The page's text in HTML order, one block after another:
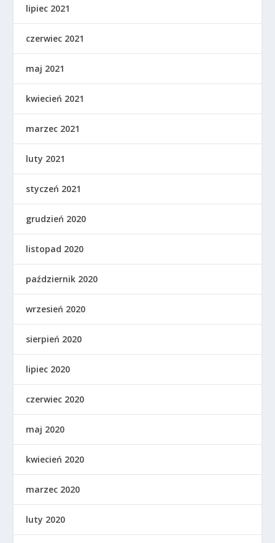
lipiec 2021
czerwiec 2021
maj 2021
kwiecień 2021
marzec 2021
luty 2021
styczeń 2021
grudzień 2020
listopad 2020
październik 2020
wrzesień 2020
sierpień 2020
lipiec 2020
czerwiec 2020
maj 2020
kwiecień 2020
marzec 2020
luty 2020